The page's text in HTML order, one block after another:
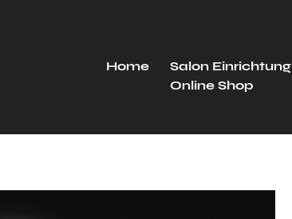
Home
Salon Einrichtung
Online Shop